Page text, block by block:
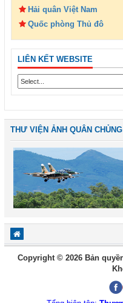
Hải quân Việt Nam
Quốc phòng Thủ đô
LIÊN KẾT WEBSITE
THƯ VIỆN ẢNH QUÂN
Copyright © 2026 Bản